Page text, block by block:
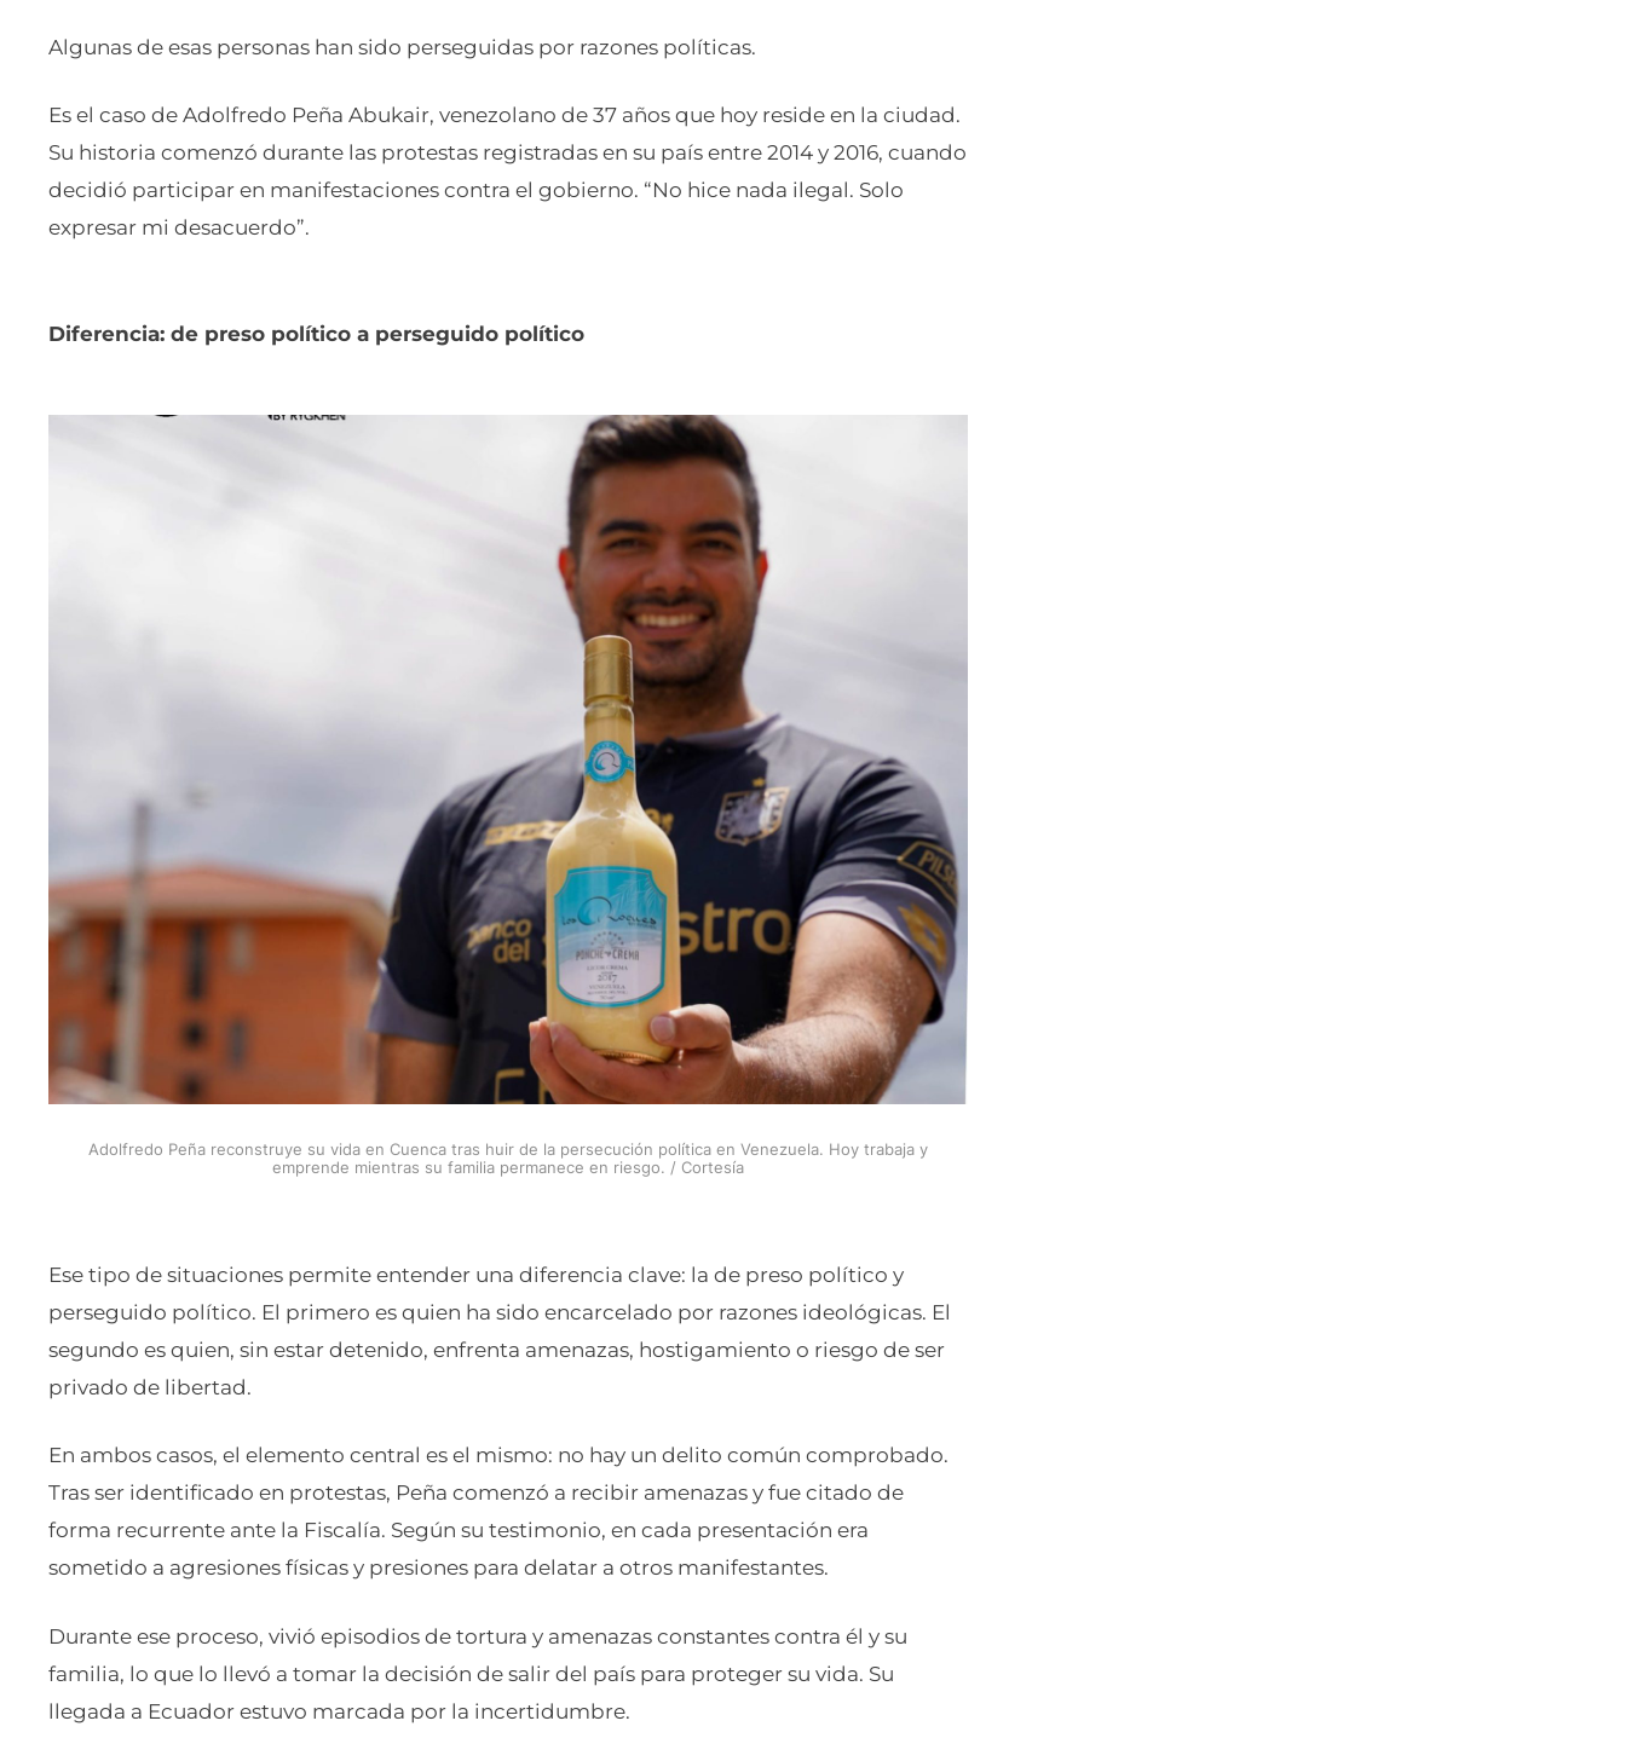
Algunas de esas personas han sido perseguidas por razones políticas.
Es el caso de Adolfredo Peña Abukair, venezolano de 37 años que hoy reside en la ciudad.
Su historia comenzó durante las protestas registradas en su país entre 2014 y 2016, cuando
decidió participar en manifestaciones contra el gobierno. “No hice nada ilegal. Solo
expresar mi desacuerdo”.
Diferencia: de preso político a perseguido político
Adolfredo Peña reconstruye su vida en Cuenca tras huir de la persecución política en Venezuela. Hoy trabaja y
emprende mientras su familia permanece en riesgo. / Cortesía
Ese tipo de situaciones permite entender una diferencia clave: la de preso político y
perseguido político. El primero es quien ha sido encarcelado por razones ideológicas. El
segundo es quien, sin estar detenido, enfrenta amenazas, hostigamiento o riesgo de ser
privado de libertad.
En ambos casos, el elemento central es el mismo: no hay un delito común comprobado.
Tras ser identificado en protestas, Peña comenzó a recibir amenazas y fue citado de
forma recurrente ante la Fiscalía. Según su testimonio, en cada presentación era
sometido a agresiones físicas y presiones para delatar a otros manifestantes.
Durante ese proceso, vivió episodios de tortura y amenazas constantes contra él y su
familia, lo que lo llevó a tomar la decisión de salir del país para proteger su vida. Su
llegada a Ecuador estuvo marcada por la incertidumbre.